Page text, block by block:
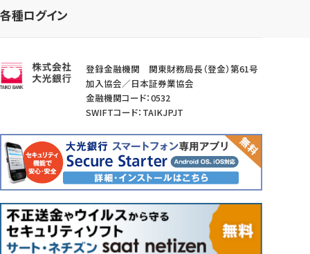
各種ログイン
登録金融機関 関東財務局長（登金）第61号
加入協会／日本証券業協会
金融機関コード：0532
SWIFTコード：TAIKJPJT